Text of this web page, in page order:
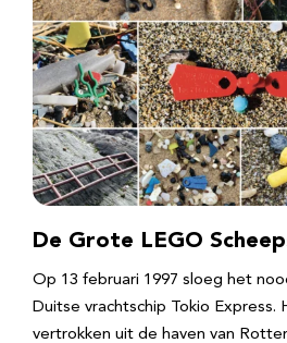
De Grote LEGO
Op 13 februari 1997 sloeg het
Duitse vrachtschip Tokio Express.
vertrokken uit de haven van